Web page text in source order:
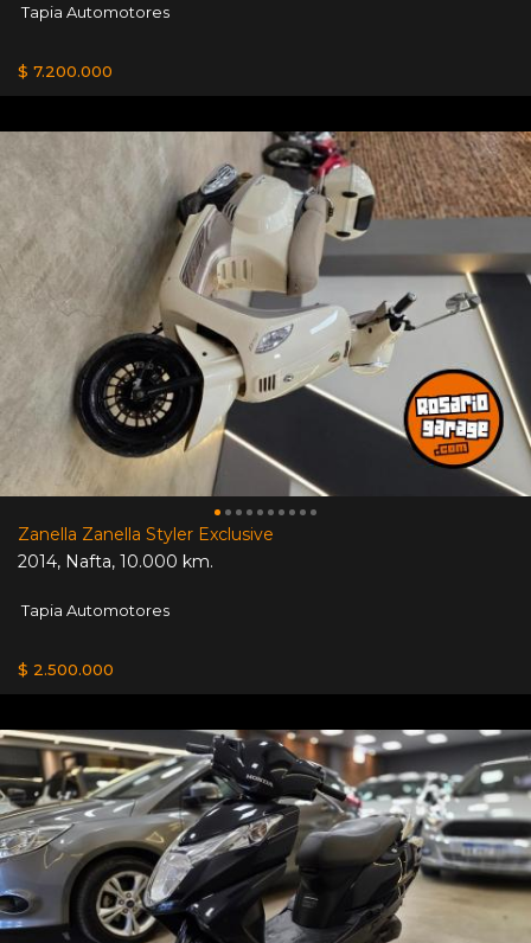
Tapia Automotores
$ 7.200.000
Zanella Zanella Styler Exclusive
2014, Nafta, 10.000 km.
Tapia Automotores
$ 2.500.000